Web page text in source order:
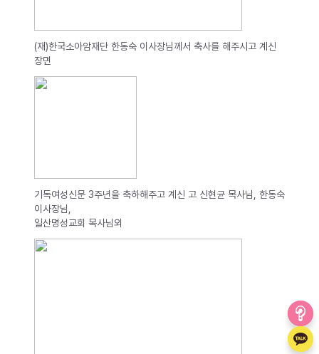
(재)한국소아암재단 한동숙 이사장님께서 축사를 해주시고 계신
장면
기독여성신문 3주년을 축하해주고 계신 고 신현균 목사님, 한동숙
이사장님,
일산명성교회 목사님외